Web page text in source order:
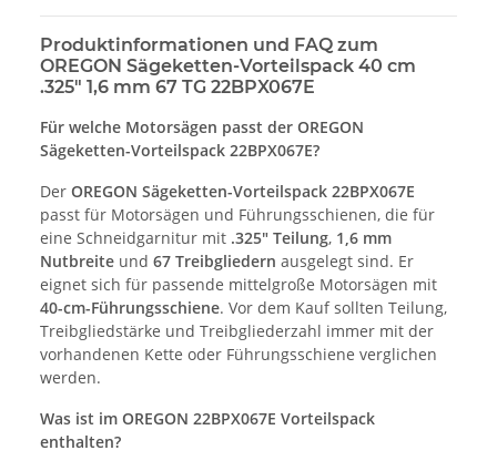
Produktinformationen und FAQ zum
OREGON Sägeketten-Vorteilspack 40 cm
.325" 1,6 mm 67 TG 22BPX067E
Für welche Motorsägen passt der OREGON
Sägeketten-Vorteilspack 22BPX067E?
Der OREGON Sägeketten-Vorteilspack 22BPX067E
passt für Motorsägen und Führungsschienen, die für
eine Schneidgarnitur mit .325" Teilung, 1,6 mm
Nutbreite und 67 Treibgliedern ausgelegt sind. Er
eignet sich für passende mittelgroße Motorsägen mit
40-cm-Führungsschiene. Vor dem Kauf sollten Teilung,
Treibgliedstärke und Treibgliederzahl immer mit der
vorhandenen Kette oder Führungsschiene verglichen
werden.
Was ist im OREGON 22BPX067E Vorteilspack
enthalten?